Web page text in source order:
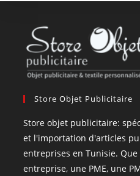
Store Objet Publicitaire
Store objet publicitaire:
et l'importation d'articles
entreprises en Tunisie.
entreprise, une PME, une